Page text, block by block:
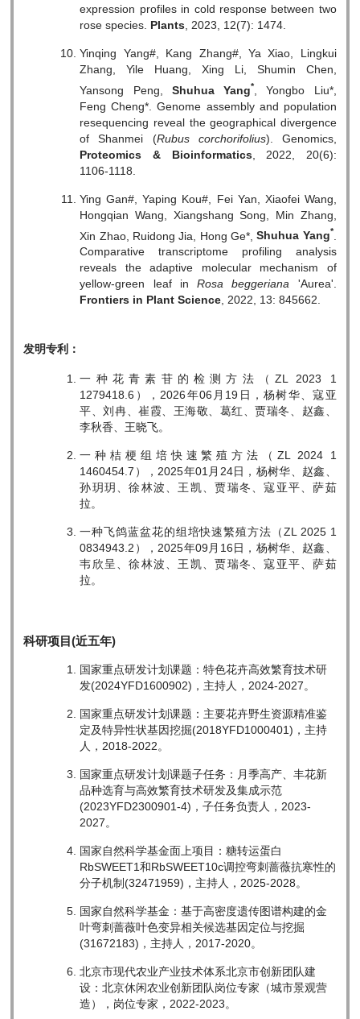
expression profiles in cold response between two
rose species.
Plants , 2023, 12(7): 1474.
Yinqing Yang#, Kang Zhang#, Ya Xiao, Lingkui
Zhang, Yile Huang, Xing Li, Shumin Chen,
Yansong Peng, Shuhua Yang*
, Yongbo Liu*,
Feng Cheng*. Genome assembly and population
resequencing reveal the geographical divergence
of Shanmei (Rubus corchorifolius). Genomics,
Proteomics & Bioinformatics, 2022, 20(6):
1106-1118.
Ying Gan#, Yaping Kou#, Fei Yan, Xiaofei Wang,
Hongqian Wang, Xiangshang Song, Min Zhang,
Xin Zhao, Ruidong Jia, Hong Ge*,Shuhua Yang*
Comparative transcriptome profiling analysis
reveals the adaptive molecular mechanism of
yellow-green leaf inRosa beggeriana 'Aurea'.
Frontiers in Plant Science, 2022, 13: 845662.
发明专利：
一种花青素苷的检测方法（ZL 2023 1
1279418.6），2026年06月19日，杨树华、寇亚
平、刘冉、崔霞、王海敬、葛红、贾瑞冬、赵鑫、
李秋香、王晓飞。
一种桔梗组培快速繁殖方法（ZL 2024 1
1460454.7），2025年01月24日，杨树华、赵鑫、
孙玥玥、徐林波、王凯、贾瑞冬、寇亚平、萨茹
拉。
一种飞鸽蓝盆花的组培快速繁殖方法（ZL 2025 1
0834943.2），2025年09月16日，杨树华、赵鑫、
韦欣呈、徐林波、王凯、贾瑞冬、寇亚平、萨茹
拉。
科研项目(近五年)
国家重点研发计划课题：特色花卉高效繁育技术研
发(2024YFD1600902)，主持人，2024-2027。
国家重点研发计划课题：主要花卉野生资源精准鉴
定及特异性状基因挖掘(2018YFD1000401)，主持
人，2018-2022。
国家重点研发计划课题子任务：月季高产、丰花新
品种选育与高效繁育技术研发及集成示范
(2023YFD2300901-4)，子任务负责人，2023-
2027。
国家自然科学基金面上项目：糖转运蛋白
RbSWEET1和RbSWEET10c调控弯刺蔷薇抗寒性的
分子机制(32471959)，主持人，2025-2028。
国家自然科学基金：基于高密度遗传图谱构建的金
叶弯刺蔷薇叶色变异相关候选基因定位与挖掘
(31672183)，主持人，2017-2020。
北京市现代农业产业技术体系北京市创新团队建
设：北京休闲农业创新团队岗位专家（城市景观营
造），岗位专家，2022-2023。